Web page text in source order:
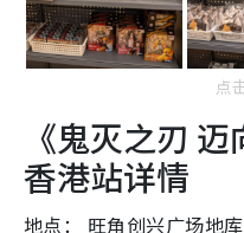
点
《鬼灭之刃
香港站详情
地点： 旺角创兴广场地